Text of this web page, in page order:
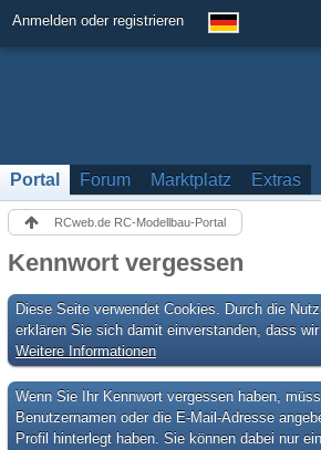
Anmelden oder registrieren
Portal Forum Marktplatz Extras
RCweb.de RC-Modellbau-Portal
Kennwort vergessen
Diese Seite verwendet Cookies. Durch die
erklären Sie sich damit einverstanden, dass
Weitere Informationen
Wenn Sie Ihr Kennwort vergessen haben,
Benutzernamen oder die E-Mail-Adresse
Profil hinterlegt haben. Sie können dabei nur